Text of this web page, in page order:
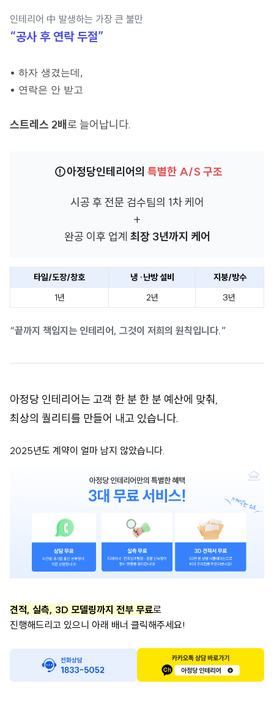
인테리어 中 발생하는 가장 큰 불만
“공사 후 연락 두절”
• 하자 생겼는데,
• 연락은 안 받고
스트레스 2배로 늘어납니다.
⚠️아정당인테리어의 특별한 A/S 구조
시공 후 전문 검수팀의 1차 케어
+
완공 이후 업계 최장 3년까지 케어
타일/도장/창호 냉 ·난방 설비
지붕/방수
1년
2년 3년
“끝까지 책임지는 인테리어, 그것이 저희의 원칙입니다.”
아정당 인테리어는 고객 한 분 한 분 예산에 맞춰,
최상의 퀄리티를 만들어 내고 있습니다.
2025년도 계약이 얼마 남지 않았습니다.
견적, 실측, 3D 모델링까지 전부 무료로
진행해드리고 있으니 아래 배너 클릭해주세요!